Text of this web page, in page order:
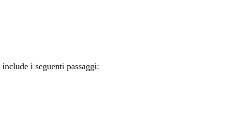
i seguenti passaggi: